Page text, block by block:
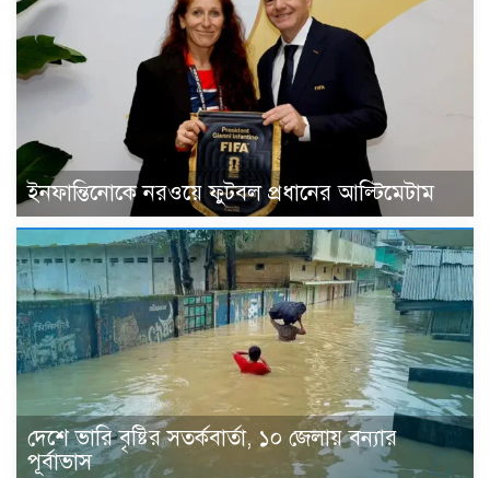
ইনফান্তিনোকে নরওয়ে ফুটবল প্রধানের আল্টিমেটাম
দেশে ভারি বৃষ্টির সতর্কবার্তা, ১০ জেলায় বন্যার
পূর্বাভাস